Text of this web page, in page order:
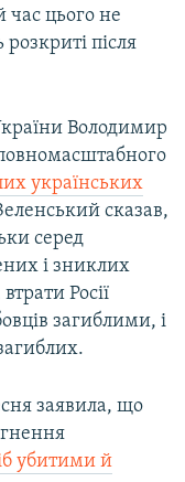
час цього не
після
Володимир
українських
сказав,
серед
і зниклих
Росії
загиблими, і
заявила, що
убитими й